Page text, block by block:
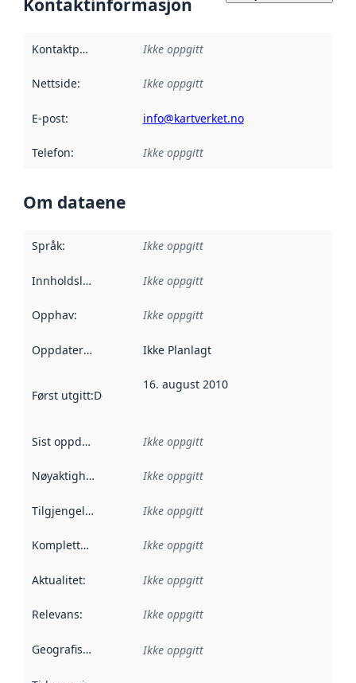
Kontaktinformasjon
Kontaktpunkt Ikke oppgitt
Nettside: Ikke oppgitt
E-post: info@kartverket.no
Telefon: Ikke oppgitt
Om dataene
Språk: Ikke oppgitt
Innholdsleverandører :
Ikke oppgitt
Opphav: Ikke oppgitt
Oppdateringsfrekvens :
Ikke Planlagt
Først utgitt:Denne datoen sier når dataene i dette
16. august 2010
Sist oppdatert Ikke oppgitt
Nøyaktighet Ikke oppgitt
Tilgjengelighet Ikke oppgitt
Kompletthet Ikke oppgitt
Aktualitet: Ikke oppgitt
Relevans: Ikke oppgitt
Geografisk avgrensning :
Ikke oppgitt